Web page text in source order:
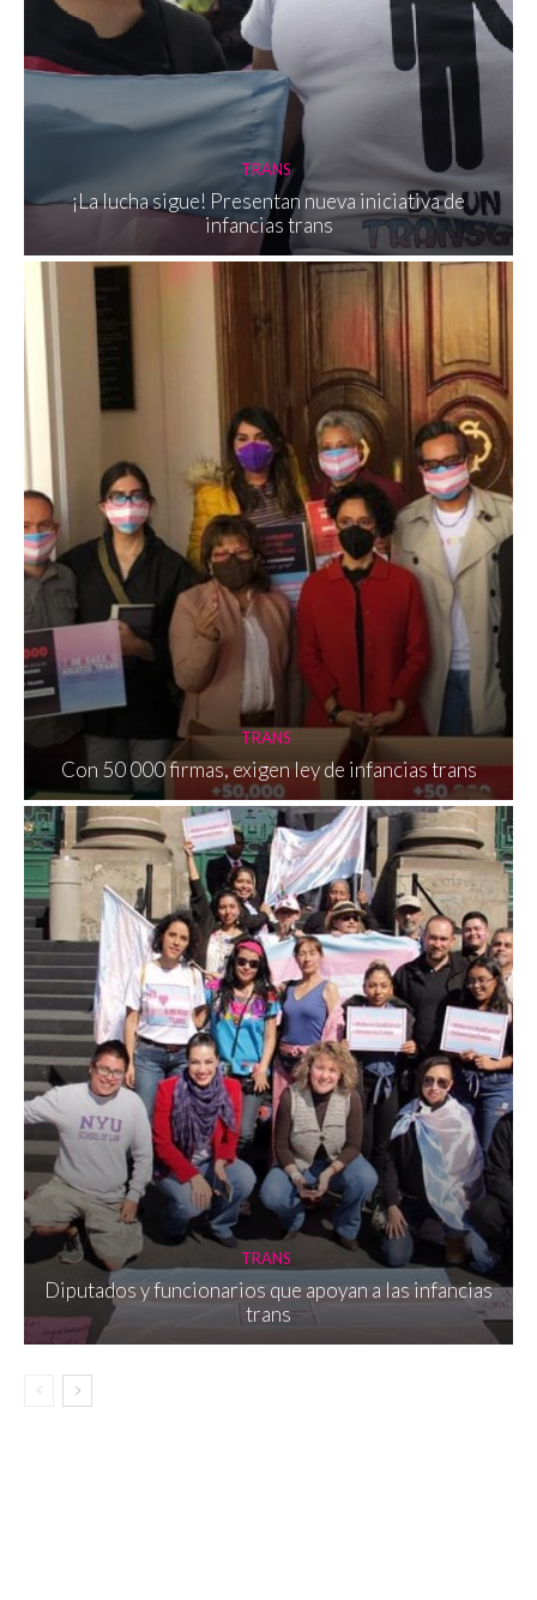
TRANS
¡La lucha sigue! Presentan nueva iniciativa de
infancias trans
TRANS
Con 50 000 firmas, exigen ley de infancias trans
TRANS
Diputados y funcionarios que apoyan a las infancias
trans